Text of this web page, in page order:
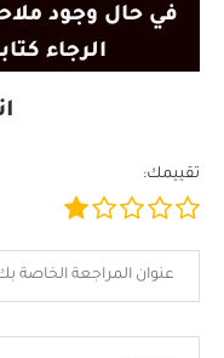
في حال وجود
الرجاء
تقييمك: